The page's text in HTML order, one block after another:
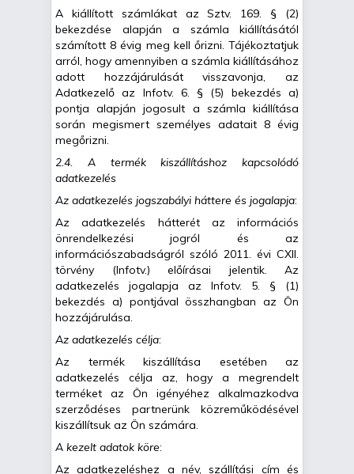
A kiállított számlákat az Sztv. 169. § (2)
bekezdése alapján a számla kiállításától
számított 8 évig meg kell őrizni. Tájékoztatjuk
arról, hogy amennyiben a számla kiállításához
adott hozzájárulását visszavonja, az
Adatkezelő az Infotv. 6. § (5) bekezdés a)
pontja alapján jogosult a számla kiállítása
során megismert személyes adatait 8 évig
megőrizni.
2.4. A termék kiszállításhoz kapcsolódó
adatkezelés
Az adatkezelés jogszabályi háttere és jogalapja:
Az adatkezelés hátterét az információs
önrendelkezési jogról és az
információszabadságról szóló 2011. évi CXII.
törvény (Infotv.) előírásai jelentik. Az
adatkezelés jogalapja az Infotv. 5. § (1)
bekezdés a) pontjával összhangban az Ön
hozzájárulása.
Az adatkezelés célja:
Az termék kiszállítása esetében az
adatkezelés célja az, hogy a megrendelt
terméket az Ön igényéhez alkalmazkodva
szerződéses partnerünk közreműködésével
kiszállítsuk az Ön számára.
A kezelt adatok köre:
Az adatkezeléshez a név, szállítási cím és